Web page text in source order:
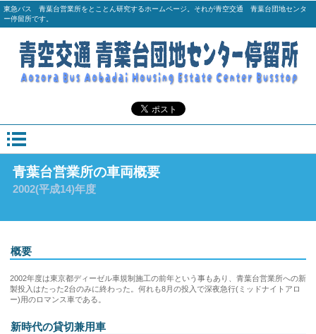
東急バス 青葉台営業所をとことん研究するホームページ。それが青空交通 青葉台団地センタ
ー停留所です。
青葉台営業所の車両概要
2002(平成14)年度
概要
2002年度は東京都ディーゼル車規制施工の前年という事もあり、青葉台営業所への新
製投入はたった2台のみに終わった。何れも8月の投入で深夜急行(ミッドナイトアロ
ー)用のロマンス車である。
新時代の貸切兼用車